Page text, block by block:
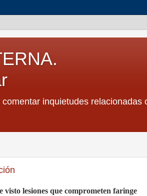
inquietudes relacionadas
lesiones que comprometen faringe